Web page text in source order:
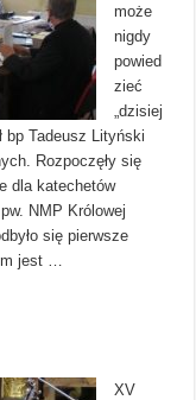
może
nigdy
powied
zieć
„dzisiej
bp Tadeusz Lityński
Rozpoczęły się
dla katechetów
NMP Królowej
się pierwsze
jest …
XV